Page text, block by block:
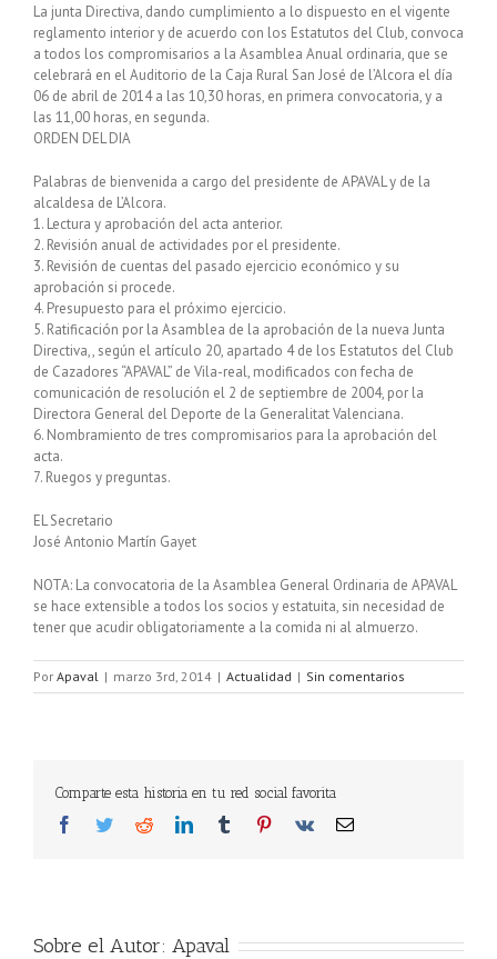
La junta Directiva, dando cumplimiento a lo dispuesto en el vigente
reglamento interior y de acuerdo con los Estatutos del Club, convoca
a todos los compromisarios a la Asamblea Anual ordinaria, que se
celebrará en el Auditorio de la Caja Rural San José de l’Alcora el día
06 de abril de 2014 a las 10,30 horas, en primera convocatoria, y a
las 11,00 horas, en segunda.
ORDEN DEL DIA
Palabras de bienvenida a cargo del presidente de APAVAL y de la
alcaldesa de L’Alcora.
1. Lectura y aprobación del acta anterior.
2. Revisión anual de actividades por el presidente.
3. Revisión de cuentas del pasado ejercicio económico y su
aprobación si procede.
4. Presupuesto para el próximo ejercicio.
5. Ratificación por la Asamblea de la aprobación de la nueva Junta
Directiva,, según el artículo 20, apartado 4 de los Estatutos del Club
de Cazadores “APAVAL” de Vila-real, modificados con fecha de
comunicación de resolución el 2 de septiembre de 2004, por la
Directora General del Deporte de la Generalitat Valenciana.
6. Nombramiento de tres compromisarios para la aprobación del
acta.
7. Ruegos y preguntas.
EL Secretario
José Antonio Martín Gayet
NOTA: La convocatoria de la Asamblea General Ordinaria de APAVAL
se hace extensible a todos los socios y estatuita, sin necesidad de
tener que acudir obligatoriamente a la comida ni al almuerzo.
Por Apaval | marzo 3rd, 2014 | Actualidad | Sin comentarios
Comparte esta historia en tu red social favorita
Facebook
TwitterRedditLinkedInTumblr Pinterest
Vk
Correo
Sobre el Autor: Apaval